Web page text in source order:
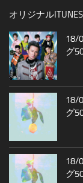
オリジナル
18/
グ
18/
グ
18/
グ